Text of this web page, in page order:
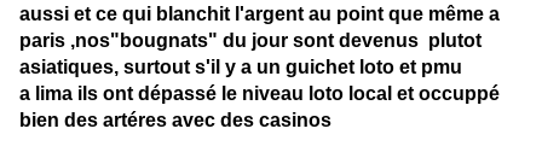
aussi et ce qui blanchit l'argent au point que même a
paris ,nos"bougnats" du jour sont devenus plutot
asiatiques, surtout s'il y a un guichet loto et pmu
a lima ils ont dépassé le niveau loto local et occuppé
bien des artéres avec des casinos